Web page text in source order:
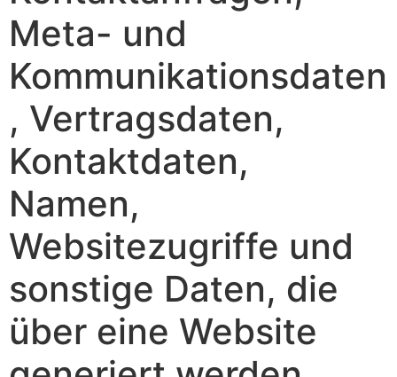
Meta- und
Kommunikationsdaten
, Vertragsdaten,
Kontaktdaten,
Namen,
Websitezugriffe und
sonstige Daten, die
über eine Website